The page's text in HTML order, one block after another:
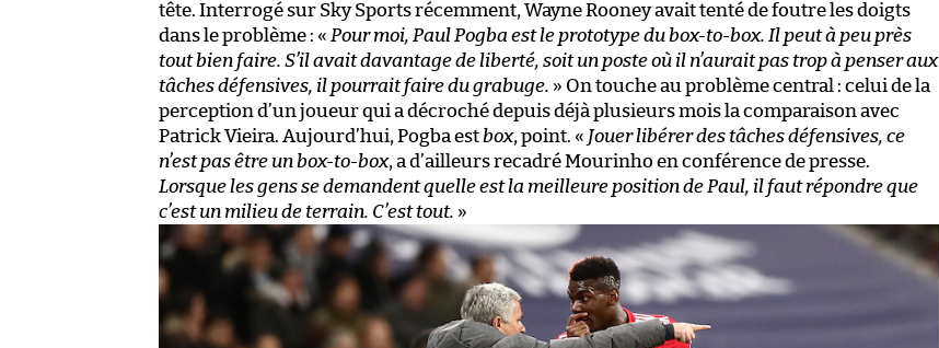
tête. Interrogé sur Sky Sports récemment, Wayne Rooney avait tenté de foutre les doigts
dans le problème : « Pour moi, Paul Pogba est le prototype du box-to-box. Il peut à peu près
tout bien faire. S’il avait davantage de liberté, soit un poste où il n’aurait pas trop à penser aux
tâches défensives, il pourrait faire du grabuge. » On touche au problème central : celui de la
perception d’un joueur qui a décroché depuis déjà plusieurs mois la comparaison avec
Patrick Vieira. Aujourd’hui, Pogba est box, point. « Jouer libérer des tâches défensives, ce
n’est pas être un box-to-box, a d’ailleurs recadré Mourinho en conférence de presse.
Lorsque les gens se demandent quelle est la meilleure position de Paul, il faut répondre que
c’est un milieu de terrain. C’est tout. »